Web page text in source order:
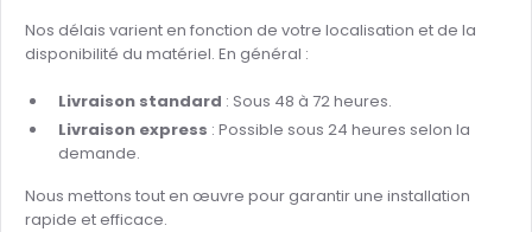
Nos délais varient en fonction de votre localisation et de la
disponibilité du matériel. En général :
Livraison standard : Sous 48 à 72 heures.
Livraison express : Possible sous 24 heures selon la
demande.
Nous mettons tout en œuvre pour garantir une installation
rapide et efficace.